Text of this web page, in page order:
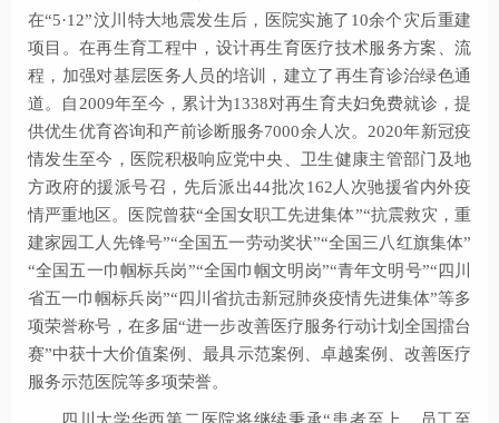
在“5·12”汶川特大地震发生后，医院实施了10余个灾后重建
项目。在再生育工程中，设计再生育医疗技术服务方案、流
程，加强对基层医务人员的培训，建立了再生育诊治绿色通
道。自2009年至今，累计为1338对再生育夫妇免费就诊，提
供优生优育咨询和产前诊断服务7000余人次。2020年新冠疫
情发生至今，医院积极响应党中央、卫生健康主管部门及地
方政府的援派号召，先后派出44批次162人次驰援省内外疫
情严重地区。医院曾获“全国女职工先进集体”“抗震救灾，重
建家园工人先锋号”“全国五一劳动奖状”“全国三八红旗集体”
“全国五一巾帼标兵岗”“全国巾帼文明岗”“青年文明号”“四川
省五一巾帼标兵岗”“四川省抗击新冠肺炎疫情先进集体”等多
项荣誉称号，在多届“进一步改善医疗服务行动计划全国擂台
赛”中获十大价值案例、最具示范案例、卓越案例、改善医疗
服务示范医院等多项荣誉。